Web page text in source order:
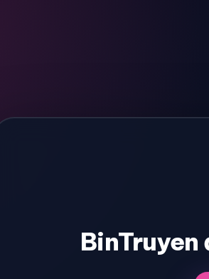
BinTruyen